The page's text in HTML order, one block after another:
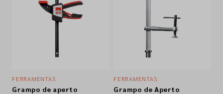
FERRAMENTAS
Grampo de aperto
FERRAMENTAS
Grampo de Aperto